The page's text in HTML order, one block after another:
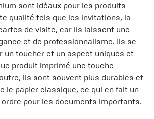
sont idéaux pour les produits
qualité tels que les invitations, la
de visite, car ils laissent une
et de professionnalisme. Ils se
un toucher et un aspect uniques et
produit imprimé une touche
ils sont souvent plus durables et
le papier classique, ce qui en fait un
pour les documents importants.